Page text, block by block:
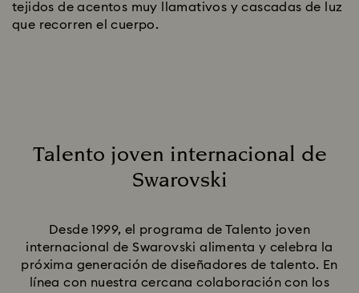
tejidos de acentos muy llamativos y cascadas de luz
que recorren el cuerpo.
Talento joven internacional de
Swarovski
Desde 1999, el programa de Talento joven
internacional de Swarovski alimenta y celebra la
próxima generación de diseñadores de talento. En
línea con nuestra cercana colaboración con los